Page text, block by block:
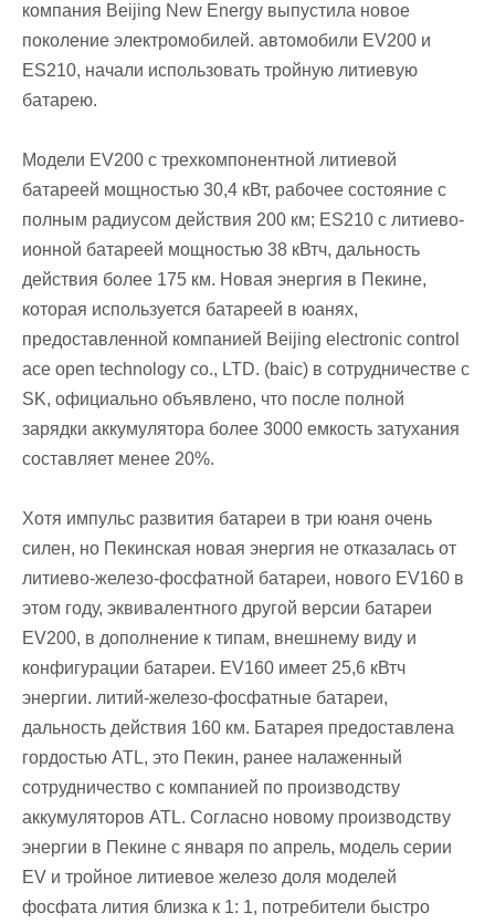
компания Beijing New Energy выпустила новое
поколение электромобилей. автомобили EV200 и
ES210, начали использовать тройную литиевую
батарею.
Модели EV200 с трехкомпонентной литиевой
батареей мощностью 30,4 кВт, рабочее состояние с
полным радиусом действия 200 км; ES210 с литиево-
ионной батареей мощностью 38 кВтч, дальность
действия более 175 км. Новая энергия в Пекине,
которая используется батареей в юанях,
предоставленной компанией Beijing electronic control
ace open technology co., LTD. (baic) в сотрудничестве с
SK, официально объявлено, что после полной
зарядки аккумулятора более 3000 емкость затухания
составляет менее 20%.
Хотя импульс развития батареи в три юаня очень
силен, но Пекинская новая энергия не отказалась от
литиево-железо-фосфатной батареи, нового EV160 в
этом году, эквивалентного другой версии батареи
EV200, в дополнение к типам, внешнему виду и
конфигурации батареи. EV160 имеет 25,6 кВтч
энергии. литий-железо-фосфатные батареи,
дальность действия 160 км. Батарея предоставлена
гордостью ATL, это Пекин, ранее налаженный
сотрудничество с компанией по производству
аккумуляторов ATL. Согласно новому производству
энергии в Пекине с января по апрель, модель серии
EV и тройное литиевое железо доля моделей
фосфата лития близка к 1: 1, потребители быстро